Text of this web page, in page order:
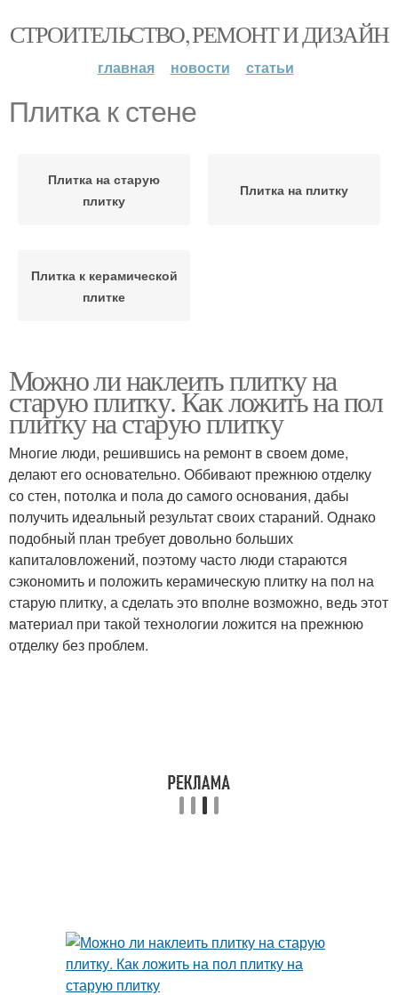
СТРОИТЕЛЬСТВО, РЕМОНТ И ДИЗАЙН
главная новости статьи
Плитка к стене
Плитка на старую
плитку
Плитка на плитку
Плитка к керамической
плитке
Можно ли наклеить плитку на
старую плитку. Как ложить на пол
плитку на старую плитку
Многие люди, решившись на ремонт в своем доме,
делают его основательно. Оббивают прежнюю отделку
со стен, потолка и пола до самого основания, дабы
получить идеальный результат своих стараний. Однако
подобный план требует довольно больших
капиталовложений, поэтому часто люди стараются
сэкономить и положить керамическую плитку на пол на
старую плитку, а сделать это вполне возможно, ведь этот
материал при такой технологии ложится на прежнюю
отделку без проблем.